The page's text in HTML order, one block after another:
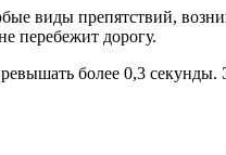
виды препятствий,
перебежит дорогу.
более 0,3